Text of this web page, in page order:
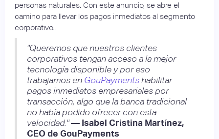
personas naturales. Con este anuncio, se abre el
camino para llevar los pagos inmediatos al segmento
corporativo..
"Queremos que nuestros clientes
corporativos tengan acceso a la mejor
tecnología disponible y por eso
trabajamos en GouPaymentshabilitar
pagos inmediatos empresariales por
transacción, algo que la banca tradicional
no había podido ofrecer con esta
velocidad."— Isabel Cristina Martínez,
CEO de GouPayments